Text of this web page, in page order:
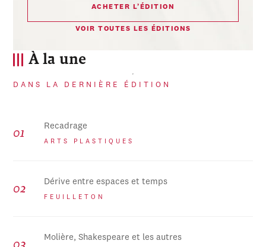
À la une
DANS LA DERNIÈRE ÉDITION
Recadrage
ARTS PLASTIQUES
Dérive entre espaces et temps
FEUILLETON
Molière, Shakespeare et les autres
ACHETER L’ÉDITION
VOIR TOUTES LES ÉDITIONS